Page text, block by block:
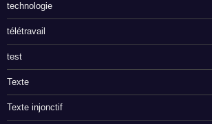
technologie
télétravail
test
Texte
Texte injonctif